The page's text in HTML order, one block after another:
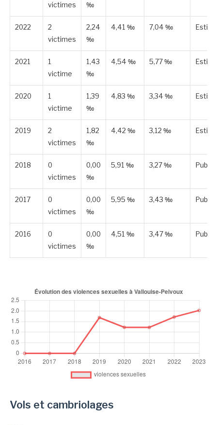
victimes
‰
2022
2
victimes
2,24
‰
4,41 ‰ 7,04 ‰
2021
1
victime
1,43
‰
4,54 ‰ 5,77 ‰
2020
1
victime
1,39
‰
4,83 ‰ 3,34 ‰
2019
2
victimes
1,82
‰
4,42 ‰ 3,12 ‰
2018
0
victimes
0,00
‰
5,91 ‰ 3,27 ‰
2017
0
victimes
0,00
‰
5,95 ‰ 3,43 ‰
2016
0
victimes
0,00
‰
4,51 ‰ 3,47 ‰
Vols et cambriolages